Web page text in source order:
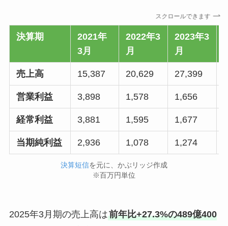
スクロールできます
決算期
2021年
3月
2022年3
月
2023年3
月
売上高 15,387 20,629 27,399
営業利益 3,898 1,578 1,656
経常利益 3,881 1,595 1,677
当期純利益 2,936 1,078 1,274
決算短信を元に、かぶリッジ作成
※百万円単位
2025年3月期の売上高は前年比+27.3%の489億400